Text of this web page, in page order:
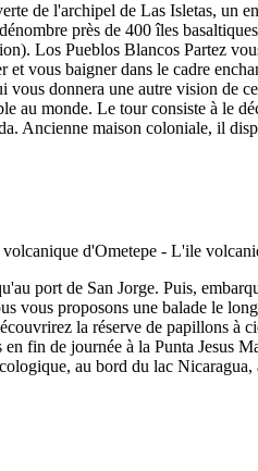
de l'archipel de Las Isletas, un
près de 400 îles
Los Pueblos Blancos Partez
vous baigner dans le cadre
donnera une autre vision de
au monde. Le tour consiste à le
Ancienne maison coloniale, il
port de San Jorge. Puis,
vous proposons une balade le
la réserve de papillons
fin de journée à la Punta Jesus
au bord du lac Nicaragua,